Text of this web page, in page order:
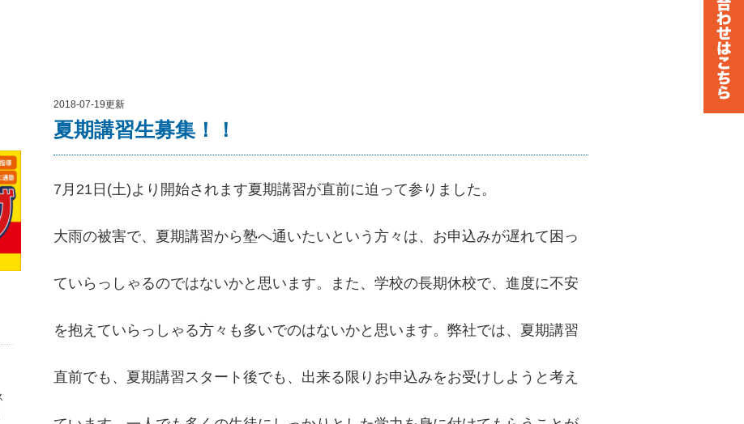
2018-07-19更新
夏期講習生募集！！
7月21日(土)より開始されます夏期講習が直前に迫って参りました。
大雨の被害で、夏期講習から塾へ通いたいという方々は、お申込みが遅れて困っ
ていらっしゃるのではないかと思います。また、学校の長期休校で、進度に不安
を抱えていらっしゃる方々も多いでのはないかと思います。弊社では、夏期講習
直前でも、夏期講習スタート後でも、出来る限りお申込みをお受けしようと考え